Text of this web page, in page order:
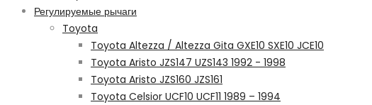
Регулируемые рычаги
Toyota
Toyota Altezza / Altezza Gita GXE10 SXE10 JCE10
Toyota Aristo JZS147 UZS143 1992 - 1998
Toyota Aristo JZS160 JZS161
Toyota Celsior UCF10 UCF11 1989 – 1994